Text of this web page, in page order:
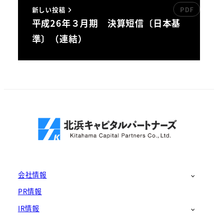
新しい投稿
平成26年３月期 決算短信〔日本基
準〕（連結）
会社情報
PR情報
IR情報